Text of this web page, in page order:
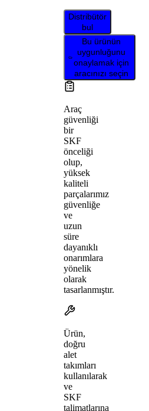
Distribütör
bul
Bu ürünün
uygunluğunu
onaylamak için
aracınızı seçin
Araç
güvenliği
bir
SKF
önceliği
olup,
yüksek
kaliteli
parçalarımız
güvenliğe
ve
uzun
süre
dayanıklı
onarımlara
yönelik
olarak
tasarlanmıştır.
Ürün,
doğru
alet
takımları
kullanılarak
ve
SKF
talimatlarına